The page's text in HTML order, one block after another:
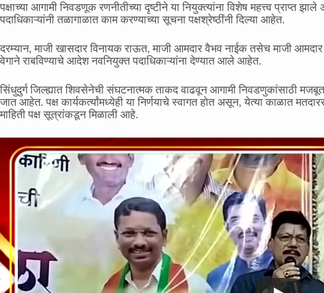
पक्षाच्या आगामी निवडणूक रणनीतीच्या दृष्टीने या नियुक्त्यांना विशेष महत्त्व प्राप्त
पदाधिकाऱ्यांनी तळागाळात काम करण्याच्या सूचना पक्षश्रेष्ठींनी दिल्या आहेत.
दरम्यान, माजी खासदार विनायक राऊत, माजी आमदार वैभव नाईक तसेच माजी आमदार
वेगाने राबविण्याचे आदेश नवनियुक्त पदाधिकाऱ्यांना देण्यात आले आहेत.
सिंधुदुर्ग जिल्ह्यात शिवसेनेची संघटनात्मक ताकद वाढवून आगामी निवडणुकांसाठी मजबूत
जात आहेत. पक्ष कार्यकर्त्यांमध्येही या निर्णयाचे स्वागत होत असून, येत्या काळात
माहिती पक्ष सूत्रांकडून मिळाली आहे.